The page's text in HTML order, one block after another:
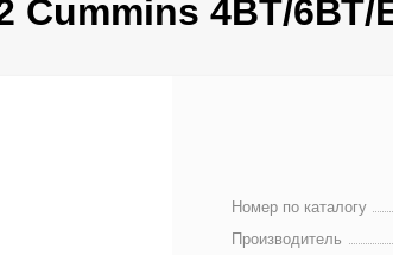
Cummins 4BT/6ВТ/
Номер по каталогу
Производитель